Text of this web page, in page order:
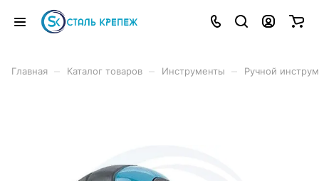
Главная Каталог товаров Инструменты Ручной